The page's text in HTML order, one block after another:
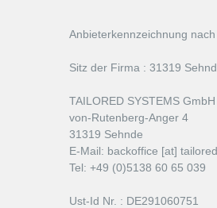
Anbieterkennzeichnung
Sitz der Firma : 31319
TAILORED SYSTEMS
von-Rutenberg-Anger 4
31319 Sehnde
E-Mail: backoffice [at]
Tel: +49 (0)5138 60 65 039
Ust-Id Nr. : DE291060751